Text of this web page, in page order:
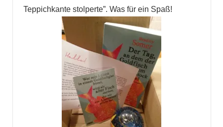
Teppichkante stolperte”. Was für ein Spaß!